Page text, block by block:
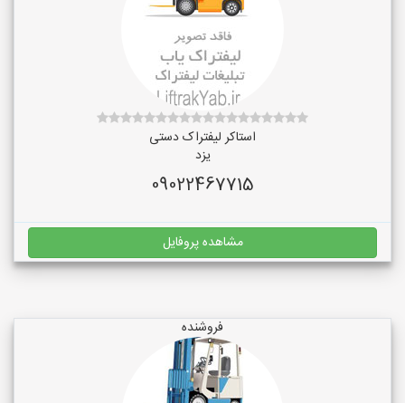
استاکر لیفتراک دستی
یزد
09022467715
مشاهده پروفایل
فروشنده